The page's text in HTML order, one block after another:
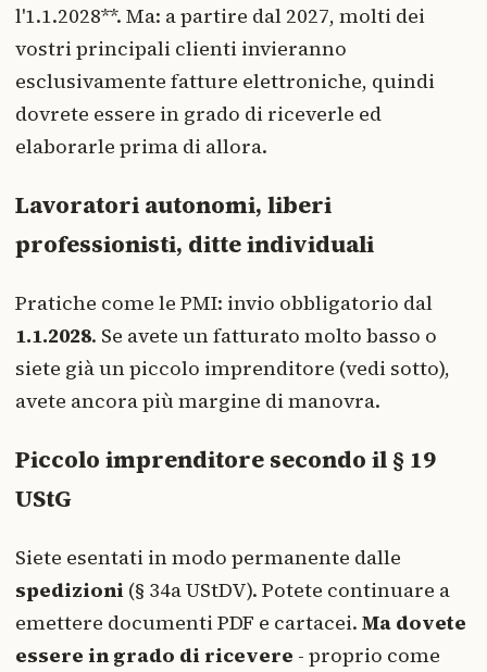
l'1.1.2028**. Ma: a partire dal 2027, molti dei
vostri principali clienti invieranno
esclusivamente fatture elettroniche, quindi
dovrete essere in grado di riceverle ed
elaborarle prima di allora.
Lavoratori autonomi, liberi
professionisti, ditte individuali
Pratiche come le PMI: invio obbligatorio dal
1.1.2028. Se avete un fatturato molto basso o
siete già un piccolo imprenditore (vedi sotto),
avete ancora più margine di manovra.
Piccolo imprenditore secondo il § 19
UStG
Siete esentati in modo permanente dalle
spedizioni (§ 34a UStDV). Potete continuare a
emettere documenti PDF e cartacei. Ma dovete
essere in grado di ricevere - proprio come